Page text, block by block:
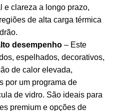
e clareza a longo prazo,
de alta carga térmica
desempenho – Este
espelhados, decorativos,
de calor elevada,
por um programa de
de vidro. São ideais para
premium e opções de